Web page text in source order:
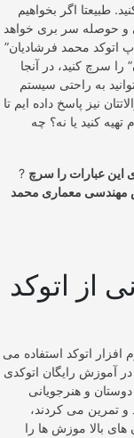
طبیعتا اگر بخواهیم
و حوصله سر بری خواهد
اتوکد محمد فرشادیان”
سرچ کنید، در آنجا
به راحتی سیستم
نیز پاسخ داده ایم تا
کنید یا نه؟ چه
? این عبارات را سرچ
مهندسی معماری محمد
از اتوکد
افزار اتوکد استفاده می
آموزش رایگان اتوکدی
و هنرجویانی
و 2007 کار کرده اند و تمرین می کردند،
که با اتوکد 2023 ، 2022 و ورژن های بالا موزش ها را